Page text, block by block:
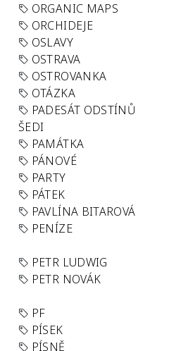
ORGANIC MAPS
ORCHIDEJE
OSLAVY
OSTRAVA
OSTROVANKA
OTÁZKA
PADESÁT ODSTÍNŮ
ŠEDI
PAMÁTKA
PÁNOVÉ
PARTY
PÁTEK
PAVLÍNA BITAROVÁ
PENÍZE
PETR LUDWIG
PETR NOVÁK
PF
PÍSEK
PÍSNĚ